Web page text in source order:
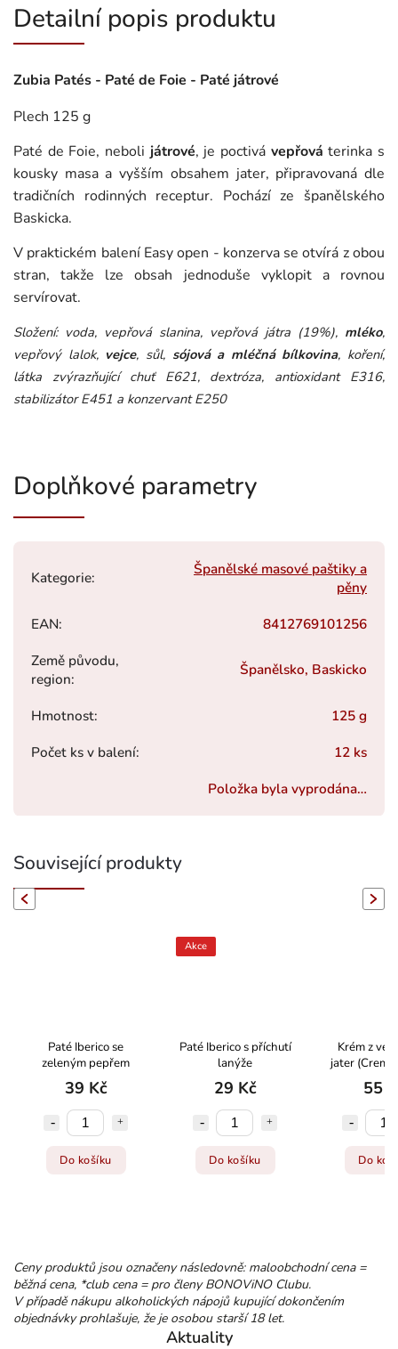
Detailní popis produktu
Zubia Patés - Paté de Foie - Paté játrové
Plech 125 g
Paté de Foie, neboli játrové, je poctivá vepřová terinka s
kousky masa a vyšším obsahem jater, připravovaná dle
tradičních rodinných receptur. Pochází ze španělského
Baskicka.
V praktickém balení Easy open - konzerva se otvírá z obou
stran, takže lze obsah jednoduše vyklopit a rovnou
servírovat.
Složení: voda, vepřová slanina, vepřová játra (19%), mléko,
vepřový lalok, vejce, sůl, sójová a mléčná bílkovina, koření,
látka zvýrazňující chuť E621, dextróza, antioxidant E316,
stabilizátor E451 a konzervant E250
Doplňkové parametry
Kategorie:
Španělské masové paštiky a
pěny
EAN:
8412769101256
Země původu,
region:
Španělsko, Baskicko
Hmotnost:
125 g
Počet ks v balení:
12 ks
Položka byla vyprodána…
Související produkty
Paté Iberico se
zeleným pepřem
39 Kč
Do košíku
Akce
Paté Iberico s příchutí
lanýže
29 Kč
Do košíku
Krém z
jater (Crema
55
Do
Next
Ceny produktů jsou označeny následovně: maloobchodní cena =
běžná cena, *club cena = pro členy BONOViNO Clubu.
V případě nákupu alkoholických nápojů kupující dokončením
objednávky prohlašuje, že je osobou starší 18 let.
Aktuality